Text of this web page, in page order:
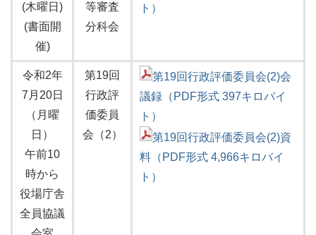
(木曜日)
(書面開
催)
等審査
分科会
ト）
令和2年
7月20日
（月曜
日）
午前10
時から
役場庁舎
全員協議
第19回
行政評
価委員
会（2）
第19回行政評価委員会(2)会
議録（PDF形式 397キロバイ
ト）
第19回行政評価委員会(2)資
料（PDF形式 4,966キロバイ
ト）